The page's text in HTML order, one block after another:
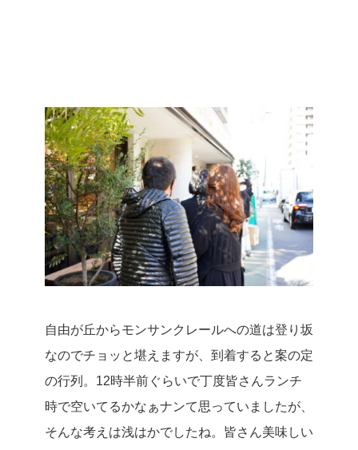
自由が丘からモンサンクレールへの道は登り坂
なのでチョッと堪えますが、到着すると案の定
の行列。 12時半前ぐらいで丁度皆さんランチ
時で空いてるかなぁナンて思っていましたが、
そんな考えは浅はかでしたね。 皆さん美味しい